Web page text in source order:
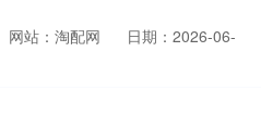
网站：淘配网
日期：2026-06-